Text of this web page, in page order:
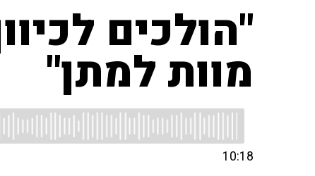
"הולכים
מוות למתן"
10:18